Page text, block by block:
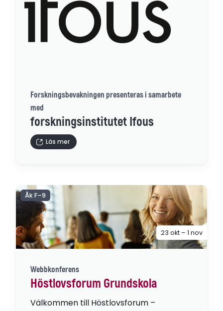
Forskningsbevakningen presenteras i samarbete
med
forskningsinstitutet Ifous
Läs mer
Webbkonferens
Höstlovsforum Grundskola
Välkommen till Höstlovsforum –
Åk F–9
23 okt – 1 nov